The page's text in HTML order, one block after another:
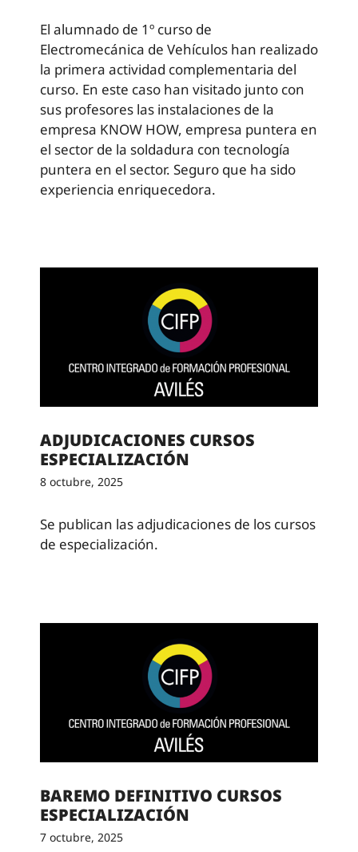
El alumnado de 1º curso de
Electromecánica de Vehículos han realizado
la primera actividad complementaria del
curso. En este caso han visitado junto con
sus profesores las instalaciones de la
empresa KNOW HOW, empresa puntera en
el sector de la soldadura con tecnología
puntera en el sector. Seguro que ha sido
experiencia enriquecedora.
ADJUDICACIONES CURSOS
ESPECIALIZACIÓN
8 octubre, 2025
Se publican las adjudicaciones de los cursos
de especialización.
BAREMO DEFINITIVO CURSOS
ESPECIALIZACIÓN
7 octubre, 2025